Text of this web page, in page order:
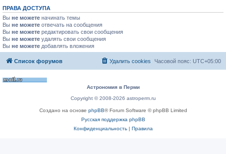
ПРАВА ДОСТУПА
Вы не можете начинать темы
Вы не можете отвечать на сообщения
Вы не можете редактировать свои сообщения
Вы не можете удалять свои сообщения
Вы не можете добавлять вложения
Список форумов Часовой пояс: UTC+05:00
Удалить cookies
Астрономия в Перми
Copyright © 2008-2026 astroperm.ru
Создано на основе phpBB® Forum Software © phpBB Limited
Русская поддержка phpBB
Конфиденциальность| Правила